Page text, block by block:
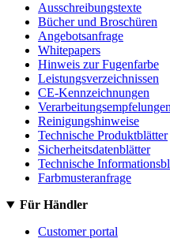
Ausschreibungstexte
Bücher und Broschüren
Angebotsanfrage
Whitepapers
Hinweis zur Fugenfarbe
Leistungsverzeichnissen
CE-Kennzeichnungen
Verarbeitungsempfelungen
Reinigungshinweise
Technische Produktblätter
Sicherheitsdatenblätter
Technische
Farbmusteranfrage
Für Händler
Customer portal